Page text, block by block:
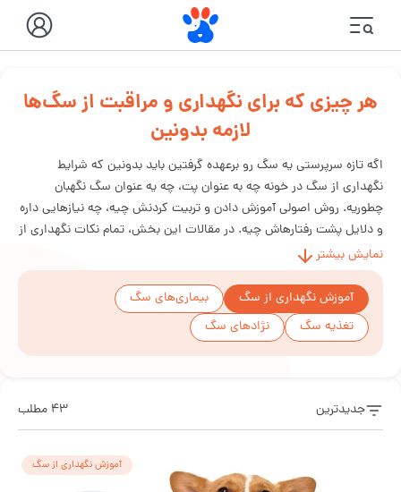
هر چیزی که برای نگهداری و مراقبت از سگ‌ها
لازمه بدونین
اگه تازه سرپرستی یه سگ رو برعهده گرفتین باید بدونین که شرایط
نگهداری از سگ در خونه چه به عنوان پت، چه یه عنوان سگ نگهبان
چطوریه. روش اصولی آموزش دادن و تربیت کردنش چیه، چه نیازهایی داره
و دلایل پشت رفتارهاش چیه. در مقالات این بخش، تمام نکات نگهداری از
سگ از تربیت و بهداشت گرفته تا نکات روزمره، همه‌چی رو ساده و کاربردی
براتون توضیح دادیم.
نمایش بیشتر
آموزش نگهداری از سگ
بیماری‌های سگ
تغذیه سگ
نژادهای سگ
جدیدترین ۴۳ مطلب
آموزش نگهداری از سگ